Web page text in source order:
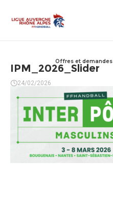
Offres et demandes
IPM_2026_Slider
24/02/2026